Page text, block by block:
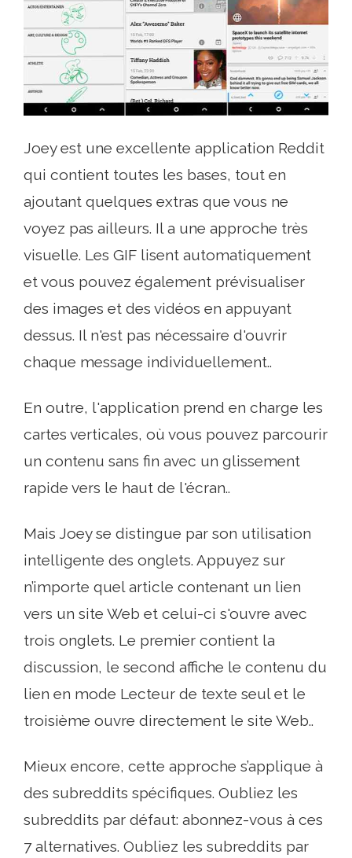
Joey est une excellente application Reddit
qui contient toutes les bases, tout en
ajoutant quelques extras que vous ne
voyez pas ailleurs. Il a une approche très
visuelle. Les GIF lisent automatiquement
et vous pouvez également prévisualiser
des images et des vidéos en appuyant
dessus. Il n'est pas nécessaire d'ouvrir
chaque message individuellement..
En outre, l'application prend en charge les
cartes verticales, où vous pouvez parcourir
un contenu sans fin avec un glissement
rapide vers le haut de l'écran..
Mais Joey se distingue par son utilisation
intelligente des onglets. Appuyez sur
n’importe quel article contenant un lien
vers un site Web et celui-ci s'ouvre avec
trois onglets. Le premier contient la
discussion, le second affiche le contenu du
lien en mode Lecteur de texte seul et le
troisième ouvre directement le site Web..
Mieux encore, cette approche s’applique à
des subreddits spécifiques. Oubliez les
subreddits par défaut: abonnez-vous à ces
7 alternatives. Oubliez les subreddits par